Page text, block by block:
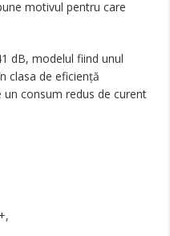
motivul pentru care
dB, modelul fiind unul
clasa de eficiență
consum redus de curent